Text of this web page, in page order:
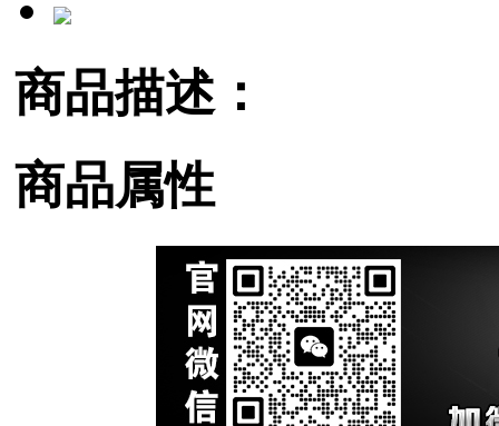
商品描述：
商品属性